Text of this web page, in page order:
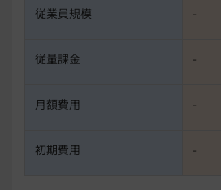
従業員規模 -
従量課金 -
月額費用 -
初期費用 -